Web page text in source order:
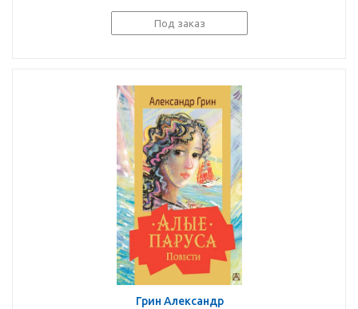
Под заказ
Грин Александр